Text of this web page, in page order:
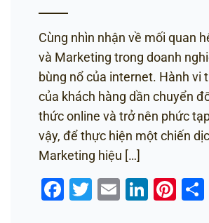
Cùng nhìn nhận về mối quan
và Marketing trong doanh
bùng nổ của internet. Hành vi
của khách hàng dần chuyển
thức online và trở nên phức
vậy, để thực hiện một chiến
Marketing hiệu […]
Facebook
Twitter
Email